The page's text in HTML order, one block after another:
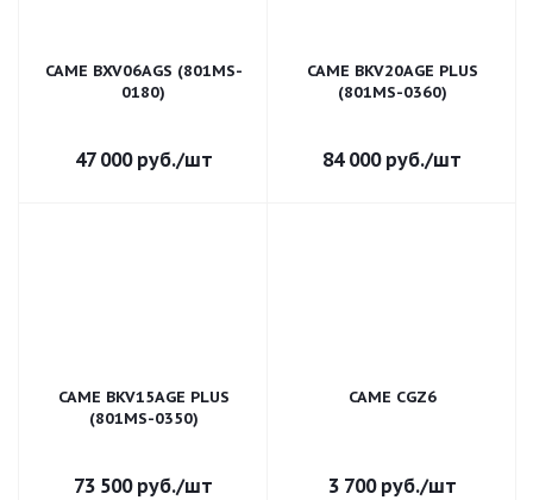
CAME BXV06AGS (801MS-
0180)
47 000руб./шт
CAME BKV20AGE PLUS
(801MS-0360)
84 000руб./шт
CAME BKV15AGE PLUS
(801MS-0350)
73 500руб./шт
CAME CGZ6
3 700руб./шт